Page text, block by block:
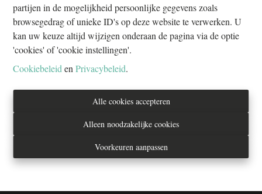
partijen in de mogelijkheid persoonlijke gegevens zoals
browsegedrag of unieke ID's op deze website te verwerken. U
kan uw keuze altijd wijzigen onderaan de pagina via de optie
'cookies' of 'cookie instellingen'.
Cookiebeleid enPrivacybeleid.
Alle cookies accepteren
Alleen noodzakelijke cookies
Voorkeuren aanpassen
Les Ecuries de la Chasse Royale - Kantoor te huur